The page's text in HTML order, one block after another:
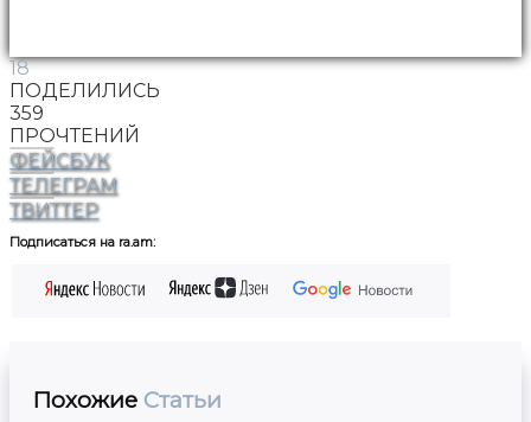
18
ПОДЕЛИЛИСЬ
359
ПРОЧТЕНИЙ
ФЕЙСБУК
ТЕЛЕГРАМ
ТВИТТЕР
Подписаться на ra.am:
Похожие Статьи